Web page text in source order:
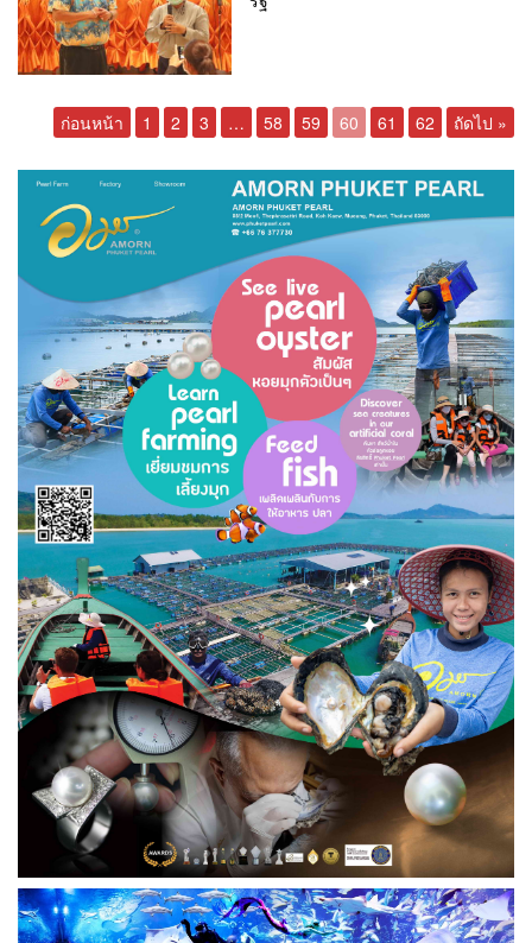
ก่อนหน้า 1 2 3 … 58 59 60 61 62 ถัดไป »